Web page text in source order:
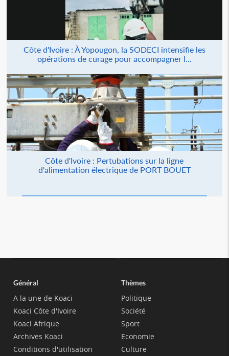
Côte d'Ivoire : À Yopougon, la SODECI intensifie les
opérations de curage pour accompagner l...
Côte d'Ivoire : Pertubations sur la ligne
d'alimentation électrique de PORT BOUET
Général
A la une de Koaci
Koaci Côte d'Ivoire
Koaci Afrique
Archives Koaci
Conditions d'utilisation
Thèmes
Politique
Société
Sport
Economie
Culture